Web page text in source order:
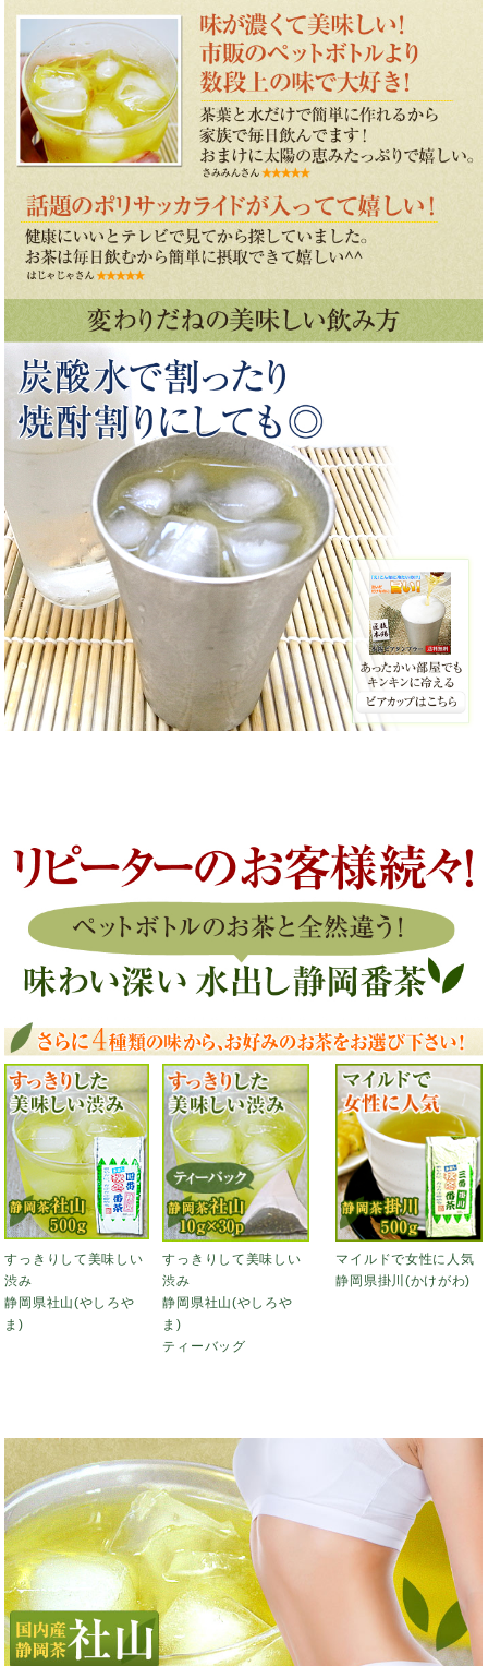
すっきりして美味しい
渋み
静岡県社山(やしろや
ま)
すっきりして美味しい
渋み
静岡県社山(やしろや
ま)
ティーバッグ
マイルドで女性に人気
静岡県掛川(かけがわ)